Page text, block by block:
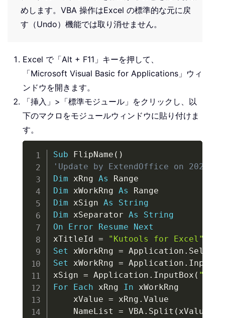
めします。VBA 操作はExcel の標準的な元に戻
す（Undo）機能では取り消せません。
Excel で「Alt + F11」キーを押して、
「Microsoft Visual Basic for Applications」ウィ
ンドウを開きます。
「挿入」>「標準モジュール」をクリックし、以
下のマクロをモジュールウィンドウに貼り付けま
す。
Sub FlipName ( )
'Update by ExtendOffice on
Dim xRng As
Dim xWorkRng As
Dim xSign As
String
Dim xSeparator As
String
On
Error Resume
Next
xTitleId =
"Kutools for Excel"
Set xWorkRng = Application .
Set xWorkRng = Application .
xSign = Application . InputBox (
For
Each xRng In xWorkRng
    xValue
= xRng . Value
    NameList
= VBA. Split ( xValue